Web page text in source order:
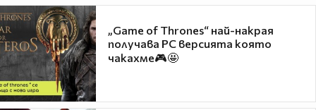
„Game of Thrones“ най-накрая
получава PC версията която
чакахме🎮🤩